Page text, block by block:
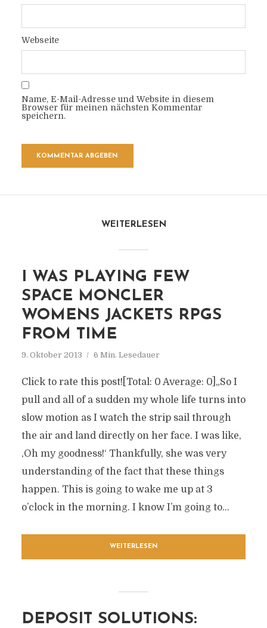
Webseite
Name, E-Mail-Adresse und Website in diesem
Browser für meinen nächsten Kommentar
speichern.
WEITERLESEN
I WAS PLAYING FEW
SPACE MONCLER
WOMENS JACKETS RPGS
FROM TIME
9. Oktober 2013 6 Min. Lesedauer
Click to rate this post![Total: 0 Average: 0]„So I
pull and all of a sudden my whole life turns into
slow motion as I watch the strip sail through
the air and land directly on her face. I was like,
‚Oh my goodness!‘ Thankfully, she was very
understanding of the fact that these things
happen. This is going to wake me up at 3
o’clock in the morning. I know I’m going to...
WEITERLESEN
DEPOSIT SOLUTIONS: